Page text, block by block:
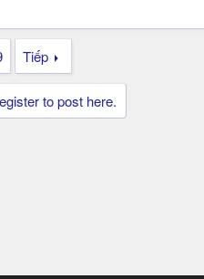
Tiếp
to post here.